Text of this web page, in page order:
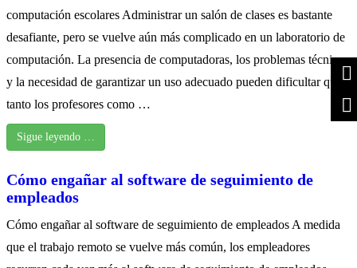
computación escolares Administrar un salón de clases es bastante
desafiante, pero se vuelve aún más complicado en un laboratorio de
computación. La presencia de computadoras, los problemas técnicos
y la necesidad de garantizar un uso adecuado pueden dificultar que
tanto los profesores como …
Sigue leyendo …
Cómo engañar al software de seguimiento de
empleados
Cómo engañar al software de seguimiento de empleados A medida
que el trabajo remoto se vuelve más común, los empleadores